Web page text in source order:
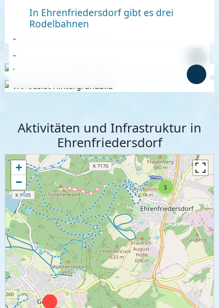
In Ehrenfriedersdorf gibt es drei
Rodelbahnen
Anzeige
-
Anzeige
-
-
Aktivitäten und Infrastruktur in
Ehrenfriedersdorf
3
+
−